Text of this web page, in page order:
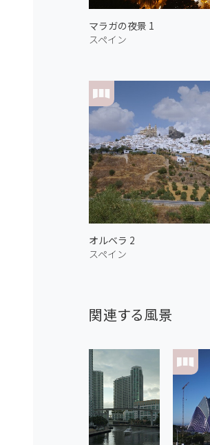
マラガの夜景 1
スペイン
オルベラ 2
スペイン
関連する風景